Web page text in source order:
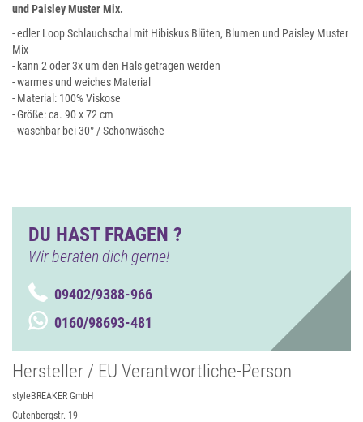
und Paisley Muster Mix.
- edler Loop Schlauchschal mit Hibiskus Blüten, Blumen und Paisley Muster
Mix
- kann 2 oder 3x um den Hals getragen werden
- warmes und weiches Material
- Material: 100% Viskose
- Größe: ca. 90 x 72 cm
- waschbar bei 30° / Schonwäsche
DU HAST FRAGEN ?
Wir beraten dich gerne!
09402/9388-966
0160/98693-481
Hersteller / EU Verantwortliche-Person
styleBREAKER GmbH
Gutenbergstr. 19